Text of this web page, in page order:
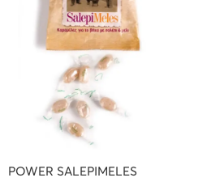
POWER SALEPIMELES